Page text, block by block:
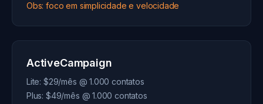
Obs: foco em simplicidade e velocidade
ActiveCampaign
Lite: $29/mês @ 1.000 contatos
Plus: $49/mês @ 1.000 contatos